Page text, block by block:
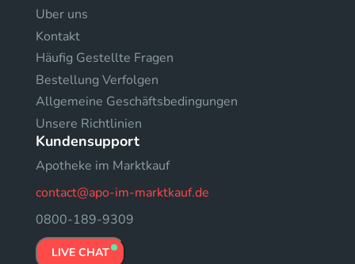
Uber uns
Kontakt
Häufig Gestellte Fragen
Bestellung Verfolgen
Allgemeine Geschäftsbedingungen
Unsere Richtlinien
Kundensupport
Apotheke im Marktkauf
contact@apo-im-marktkauf.de
0800-189-9309
LIVE CHAT